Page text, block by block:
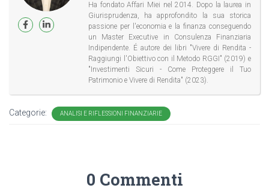
Ha fondato Affari Miei nel 2014. Dopo la laurea in
Giurisprudenza, ha approfondito la sua storica
passione per l'economia e la finanza conseguendo
un Master Executive in Consulenza Finanziaria
Indipendente. É autore dei libri "Vivere di Rendita -
Raggiungi l'Obiettivo con il Metodo RGGI" (2019) e
"Investimenti Sicuri - Come Proteggere il Tuo
Patrimonio e Vivere di Rendita" (2023).
Categorie: ANALISI E RIFLESSIONI FINANZIARIE
0 Commenti